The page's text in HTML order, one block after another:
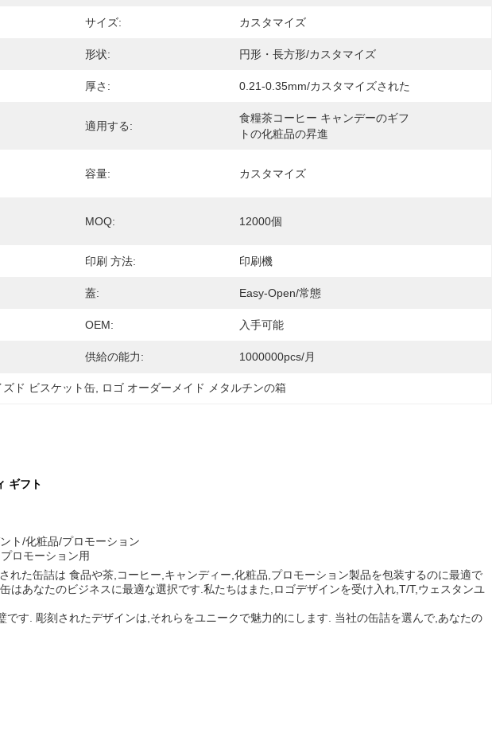
サイズ: カスタマイズ
形状: 円形・長方形/カスタマイズ
厚さ: 0.21-0.35mm/カスタマイズされた
適用する:
食糧茶コーヒー キャンデーのギフ
トの化粧品の昇進
容量: カスタマイズ
MOQ: 12000個
印刷 方法: 印刷機
蓋: Easy-Open/常態
OEM: 入手可能
供給の能力: 1000000pcs/月
ド ビスケット缶 ロゴ オーダーメイド メタルチンの箱
ギフト
ト/化粧品/プロモーション
ロモーション用
れた缶詰は 食品や茶,コーヒー,キャンディー,化粧品,プロモーション製品を包装するのに最適で
あなたのビジネスに最適な選択です.私たちはまた,ロゴデザインを受け入れ,T/T,ウェスタンユ
す. 彫刻されたデザインは,それらをユニークで魅力的にします. 当社の缶詰を選んで,あなたの